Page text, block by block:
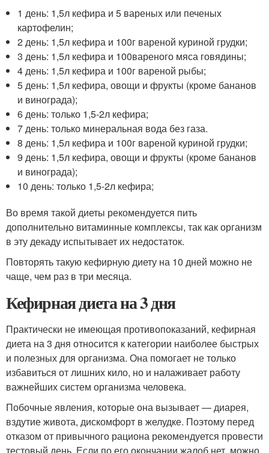
1 день: 1,5л кефира и 5 вареных или печеных
картофелин;
2 день: 1,5л кефира и 100г вареной куриной грудки;
3 день: 1,5л кефира и 100вареного мяса говядины;
4 день: 1,5л кефира и 100г вареной рыбы;
5 день: 1,5л кефира, овощи и фрукты (кроме бананов
и винограда);
6 день: только 1,5-2л кефира;
7 день: только минеральная вода без газа.
8 день: 1,5л кефира и 100г вареной куриной грудки;
9 день: 1,5л кефира, овощи и фрукты (кроме бананов
и винограда);
10 день: только 1,5-2л кефира;
Во время такой диеты рекомендуется пить
дополнительно витаминные комплексы, так как организм
в эту декаду испытывает их недостаток.
Повторять такую кефирную диету на 10 дней можно не
чаще, чем раз в три месяца.
Кефирная диета на 3 дня
Практически не имеющая противопоказаний, кефирная
диета на 3 дня относится к категории наиболее быстрых
и полезных для организма. Она помогает не только
избавиться от лишних кило, но и налаживает работу
важнейших систем организма человека.
Побочные явления, которые она вызывает — диарея,
вздутие живота, дискомфорт в желудке. Поэтому перед
отказом от привычного рациона рекомендуется провести